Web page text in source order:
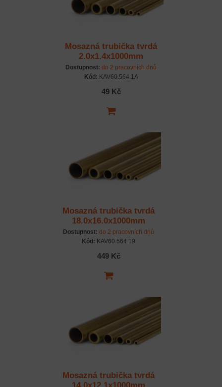
Mosazná trubička tvrdá
2.0x1.4x1000mm
Dostupnost: do 2 pracovních dnů
Kód: KAV60.564.1A
49 Kč
Mosazná trubička tvrdá
18.0x16.0x1000mm
Dostupnost: do 2 pracovních dnů
Kód: KAV60.564.19
449 Kč
Mosazná trubička tvrdá